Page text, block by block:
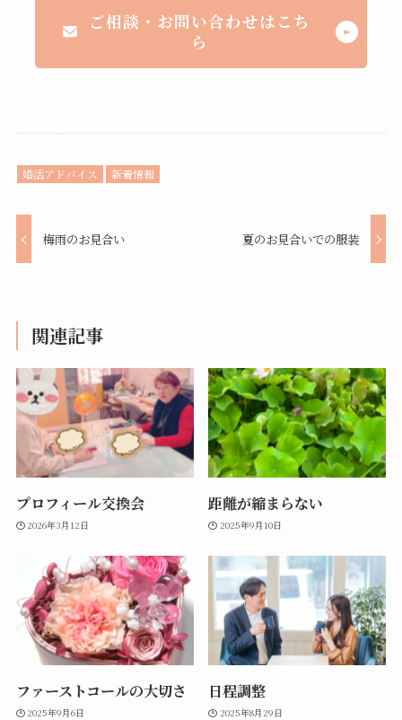
ご相談・お問い合わせはこち
ら
婚活アドバイス 新着情報
梅雨のお見合い 夏のお見合いでの服装
関連記事
プロフィール交換会
2026年3月12日
距離が縮まらない
2025年9月10日
ファーストコールの大切さ
2025年9月6日
日程調整
2025年8月29日